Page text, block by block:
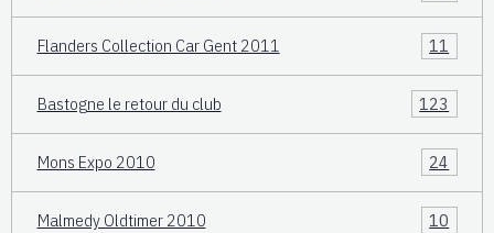
Flanders Collection Car Gent 2011 11
Bastogne le retour du club 123
Mons Expo 2010 24
Malmedy Oldtimer 2010 10